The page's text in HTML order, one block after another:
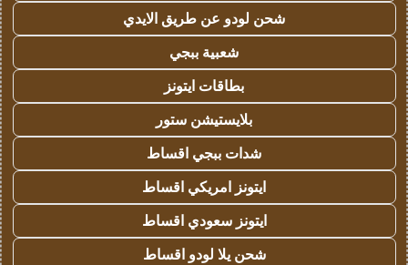
شحن لودو عن طريق الايدي
شعبية ببجي
بطاقات ايتونز
بلايستيشن ستور
شدات ببجي اقساط
ايتونز امريكي اقساط
ايتونز سعودي اقساط
شحن يلا لودو اقساط